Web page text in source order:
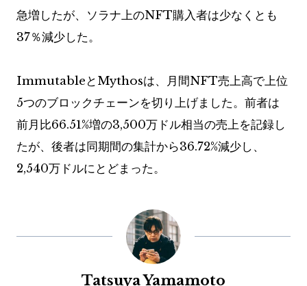
急増したが、ソラナ上のNFT購入者は少なくとも
37％減少した。
ImmutableとMythosは、月間NFT売上高で上位
5つのブロックチェーンを切り上げました。前者は
前月比66.51%増の3,500万ドル相当の売上を記録し
たが、後者は同期間の集計から36.72%減少し、
2,540万ドルにとどまった。
Tatsuya Yamamoto